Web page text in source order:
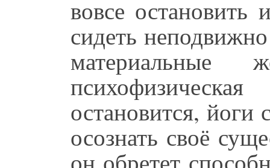
вовсе остановить
сидеть
остановится,
осознать своё